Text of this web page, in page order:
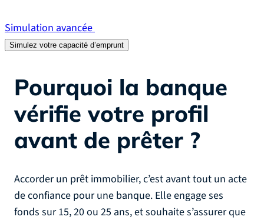
Simulation avancée
Simulez votre capacité d’emprunt
Pourquoi la banque
vérifie votre profil
avant de prêter ?
Accorder un prêt immobilier, c’est avant tout un acte
de confiance pour une banque. Elle engage ses
fonds sur 15, 20 ou 25 ans, et souhaite s’assurer que